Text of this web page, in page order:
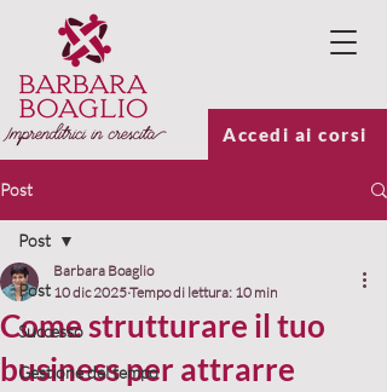
Accedi ai corsi
Post
Post
Successo
Gestione del tempo
Post
Come strutturare il tuo
business per attrarre
Barbara Boaglio
10 dic 2025Tempo di lettura: 10 min